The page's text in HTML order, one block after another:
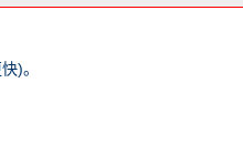
)。